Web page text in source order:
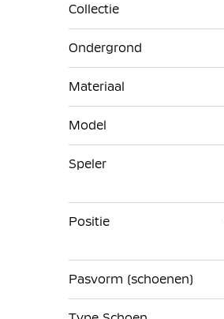
Collectie
Ondergrond
Materiaal
Model
Speler
Positie
Pasvorm (schoenen)